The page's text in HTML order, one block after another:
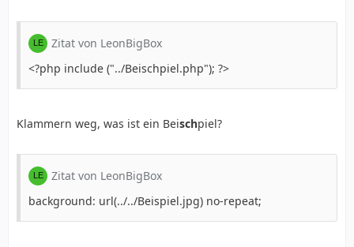
Zitat von LeonBigBox
<?php include ("../Beischpiel.php"); ?>
Klammern weg, was ist ein Beischpiel?
Zitat von LeonBigBox
background: url(../../Beispiel.jpg) no-repeat;